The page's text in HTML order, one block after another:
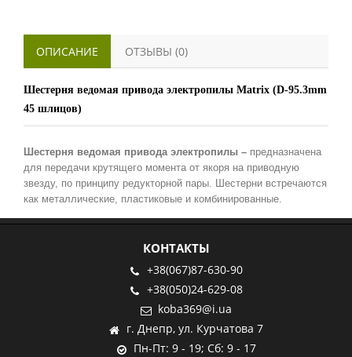
ОПИСАНИЕ ОТЗЫВЫ (0)
Шестерня ведомая привода электропилы Matrix (D-95.3mm
45 шлицов)
Шестерня ведомая привода электропилы – предназначена
для передачи крутящего момента от якоря на приводную
звезду, по принципу редукторной пары. Шестерни встречаются
как металлические, пластиковые и комбинированные.
КОНТАКТЫ
+38(067)87-630-90
+38(050)24-629-08
koba369@i.ua
г. Днепр, ул. Курчатова 7
Пн-Пт: 9 - 19; Сб: 9 - 17